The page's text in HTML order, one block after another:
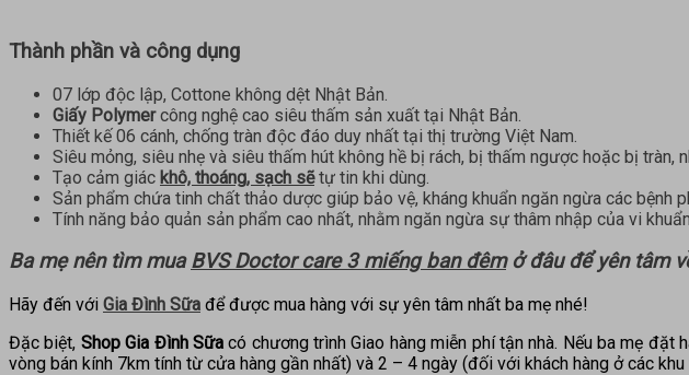
Thành phần và công dụng
07 lớp độc lập, Cottone không dệt Nhật Bản.
Giấy Polymercông nghệ cao siêu thấm sản xuất tại Nhật Bản.
Thiết kế 06 cánh, chống tràn độc đáo duy nhất tại thị trường Việt Nam.
Siêu mỏng, siêu nhẹ và siêu thấm hút không hề bị rách, bị thấm ngược hoặc bị tràn,
Tạo cảm giác khô, thoáng, sạch sẽtự tin khi dùng.
Sản phẩm chứa tinh chất thảo dược giúp bảo vệ, kháng khuẩn ngăn ngừa các
Tính năng bảo quản sản phẩm cao nhất, nhằm ngăn ngừa sự thâm nhập của vi
Ba mẹ nên tìm muaBVS Doctor care 3 miếng ban đêmở đâu để yên tâm
Hãy đến với Gia Đình Sữa để được mua hàng với sự yên tâm nhất ba mẹ nhé!
Đặc biệt, Shop Gia Đình Sữacó chương trình Giao hàng miễn phí tận nhà. Nếu ba mẹ đặt
vòng bán kính 7km tính từ cửa hàng gần nhất) và 2 – 4 ngày (đối với khách hàng ở các khu